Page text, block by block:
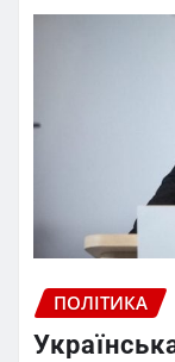
ПОЛІТИКА